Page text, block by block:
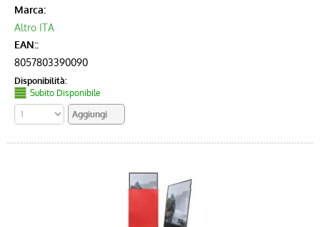
Marca:
Altro ITA
EAN::
8057803390090
Disponibilità:
Subito Disponibile